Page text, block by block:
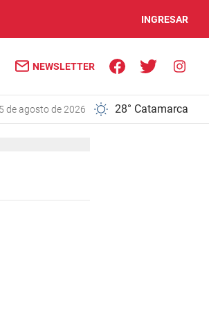
INGRESAR
NEWSLETTER
5 de agosto de 2026 28° Catamarca